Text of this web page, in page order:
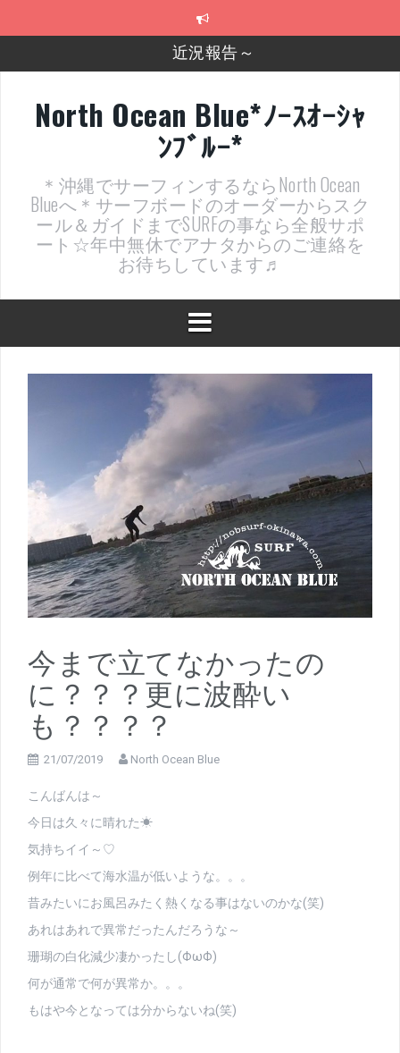
2026年明けました〜
近況報告ww
ヤッチマッターーーー！！！
支部長就任報告と支部予選・検定開催決定！
North Ocean Blue*ﾉｰｽｵｰｼｬ
ﾝﾌﾞﾙｰ*
＊沖縄でサーフィンするならNorth Ocean
Blueへ＊サーフボードのオーダーからスク
ール＆ガイドまでSURFの事なら全般サポ
ート☆年中無休でアナタからのご連絡を
お待ちしています♬
今まで立てなかったの
に？？？更に波酔い
も？？？？
21/07/2019 North Ocean Blue
こんばんは～
今日は久々に晴れた☀
気持ちイイ～♡
例年に比べて海水温が低いような。。。
昔みたいにお風呂みたく熱くなる事はないのかな(笑)
あれはあれで異常だったんだろうな～
珊瑚の白化減少凄かったし(ΦωΦ)
何が通常で何が異常か。。。
もはや今となっては分からないね(笑)